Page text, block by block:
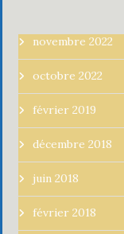
novembre 2022
octobre 2022
février 2019
décembre 2018
juin 2018
février 2018